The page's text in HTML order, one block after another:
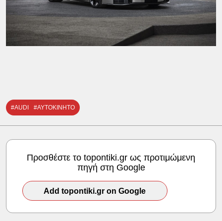
#AUDI #ΑΥΤΟΚΙΝΗΤΟ
Προσθέστε το topontiki.gr ως προτιμώμενη
πηγή στη Google
Add topontiki.gr on Google